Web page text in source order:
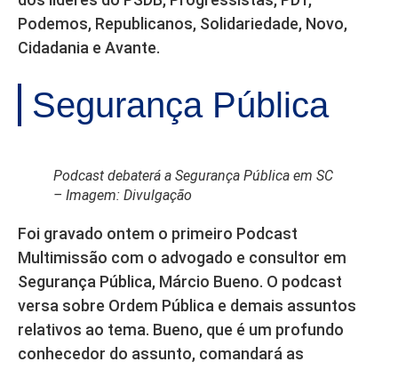
Podemos, Republicanos, Solidariedade, Novo,
Cidadania e Avante.
Segurança Pública
Podcast debaterá a Segurança Pública em SC
– Imagem: Divulgação
Foi gravado ontem o primeiro Podcast
Multimissão com o advogado e consultor em
Segurança Pública, Márcio Bueno. O podcast
versa sobre Ordem Pública e demais assuntos
relativos ao tema. Bueno, que é um profundo
conhecedor do assunto, comandará as